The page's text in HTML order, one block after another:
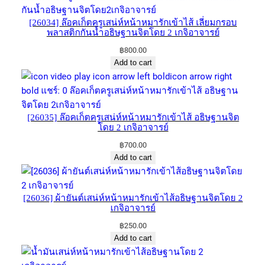
[26034] ล๊อค​เก็ต​ครู​เสน่ห์​หน้าหมารักเข้าไส้​ เลี่ยมกรอบ
พลาสติก​กันน้ำอธิษฐาน​จิต​โดย 2 เก​จิ​อาจารย์​
฿800.00
Add to cart
[26035] ล๊อคเก็ตครูเสน่ห์​หน้าหมารักเข้าไส้​ อธิษฐาน​จิต
โดย 2 เกจิอาจารย์​
฿700.00
Add to cart
[26036] ผ้ายันต์​เสน่ห์​หน้า​หมารักเข้าไส้​อธิษฐาน​จิตโดย 2
เกจิอาจารย์​
฿250.00
Add to cart